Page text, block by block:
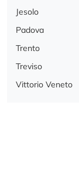
Jesolo
Padova
Trento
Treviso
Vittorio Veneto